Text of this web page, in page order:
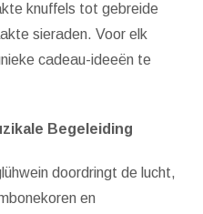
knuffels tot gebreide
sieraden. Voor elk
cadeau-ideeën te
Begeleiding
doordringt de lucht,
en